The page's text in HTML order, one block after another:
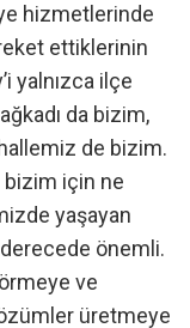
hizmetlerinde
ettiklerinin
yalnızca ilçe
da bizim,
de bizim.
bizim için ne
yaşayan
önemli.
ve
üretmeye